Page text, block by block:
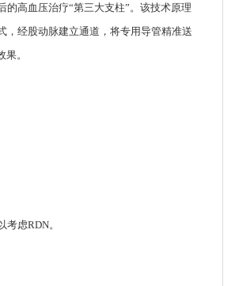
高血压治疗“第三大支柱”。该技术原理
，经股动脉建立通道，将专用导管精准送
。
虑RDN。